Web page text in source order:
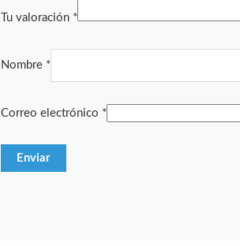
Tu valoración *
Nombre *
Correo electrónico *